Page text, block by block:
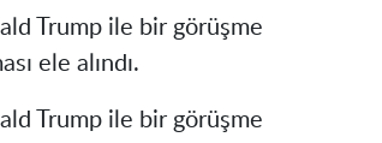
Trump ile bir görüşme
ele alındı.
Trump ile bir görüşme